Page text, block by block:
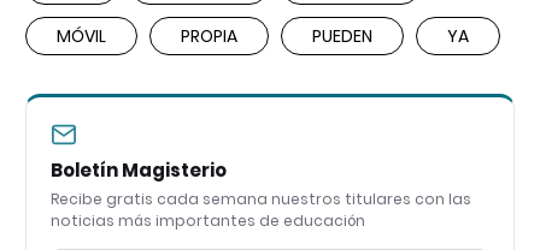
MÓVIL PROPIA PUEDEN YA
Boletín Magisterio
Recibe gratis cada semana nuestros titulares con las
noticias más importantes de educación